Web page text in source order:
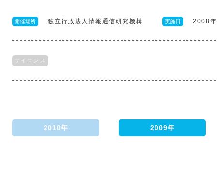
開催場所 独立行政法人情報通信研究機構 実施日 2008
サイエンス
2010年 2009年